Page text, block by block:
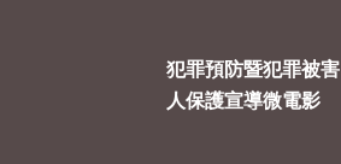
犯罪預防暨犯罪被害
人保護宣導微電影